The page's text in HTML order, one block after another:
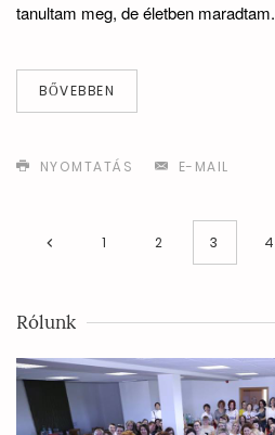
tanultam meg, de életben maradtam.
BŐVEBBEN
NYOMTATÁS E-MAIL
1 2 3 4
Rólunk